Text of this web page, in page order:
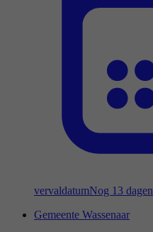
vervaldatumNog 13 dagen
Gemeente Wassenaar